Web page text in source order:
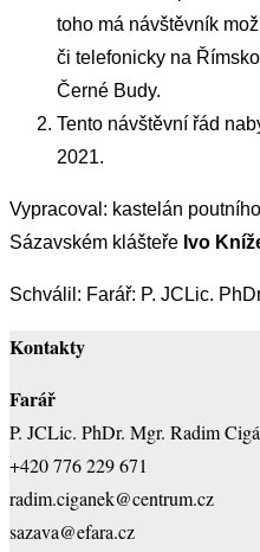
toho má návštěvník
či telefonicky na
Černé Budy.
Tento návštěvní řád
2021.
Vypracoval: kastelán
Sázavském klášteře Ivo
Schválil: Farář: P. JCLic.
Kontakty
Farář
P. JCLic. PhDr. Mgr. Radim
+420 776 229 671
radim.ciganek@centrum.cz
sazava@efara.cz